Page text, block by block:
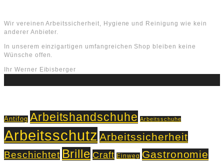
Wir vereinen Arbeitssicherheit, Hygiene und Reinigung wie kein
anderer Anbieter.
In unserem einzigartigen umfangreichen Shop bleiben keine
Wünsche offen.
Ihr Werner Eibisberger
Antifog Arbeitshandschuhe Arbeitsschuhe
Arbeitsschutz Arbeitssicherheit
Beschichtet Brille Craft Einweg Gastronomie